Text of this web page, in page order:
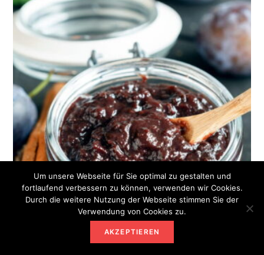
Um unsere Webseite für Sie optimal zu gestalten und
fortlaufend verbessern zu können, verwenden wir Cookies.
Durch die weitere Nutzung der Webseite stimmen Sie der
Verwendung von Cookies zu.
AKZEPTIEREN